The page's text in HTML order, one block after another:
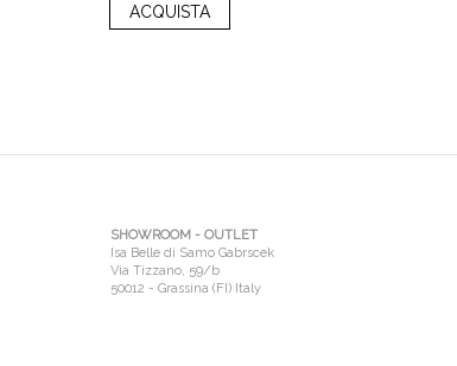
ACQUISTA
SHOWROOM - OUTLET
Isa Belle di Samo Gabrscek
Via Tizzano, 59/b
50012 - Grassina (FI) Italy